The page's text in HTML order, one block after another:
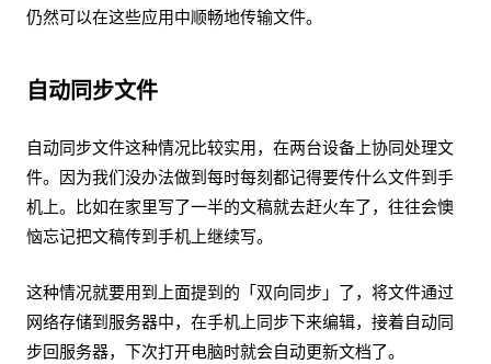
仍然可以在这些应用中顺畅地传输文件。
自动同步文件
自动同步文件这种情况比较实用，在两台设备上协同处理文
件。因为我们没办法做到每时每刻都记得要传什么文件到手
机上。比如在家里写了一半的文稿就去赶火车了，往往会懊
恼忘记把文稿传到手机上继续写。
这种情况就要用到上面提到的「双向同步」了，将文件通过
网络存储到服务器中，在手机上同步下来编辑，接着自动同
步回服务器，下次打开电脑时就会自动更新文档了。